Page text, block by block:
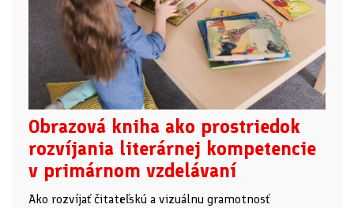
Obrazová kniha ako prostriedok
rozvíjania literárnej kompetencie
v primárnom vzdelávaní
Ako rozvíjať čitateľskú a vizuálnu gramotnosť